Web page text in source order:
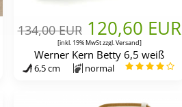
134,00 EUR 120,60 EUR
[inkl. 19% MwSt zzgl. Versand]
Werner Kern Betty 6,5 weiß
6,5 cm normal